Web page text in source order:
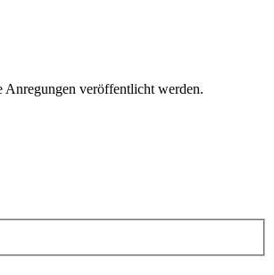
Anregungen veröffentlicht werden.